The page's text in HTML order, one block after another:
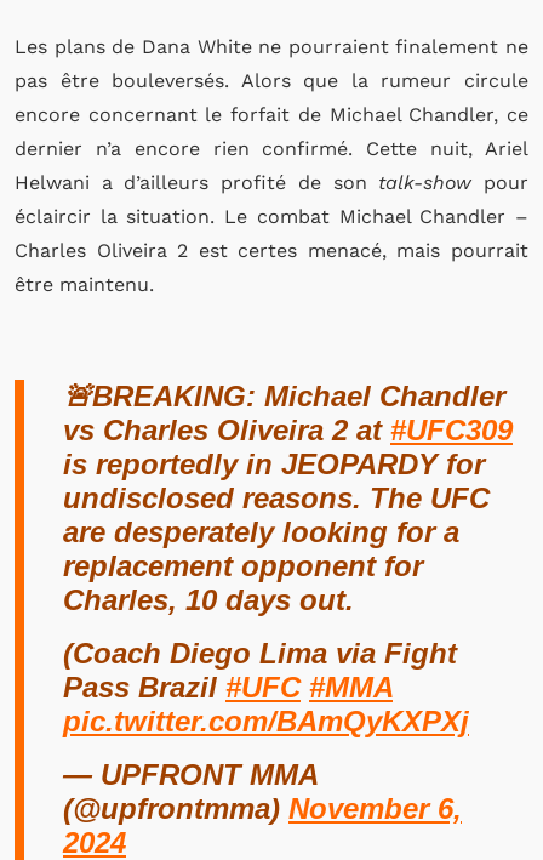
Les plans de Dana White ne pourraient finalement ne
pas être bouleversés. Alors que la rumeur circule
encore concernant le forfait de Michael Chandler, ce
dernier n’a encore rien confirmé. Cette nuit, Ariel
Helwani a d’ailleurs profité de son talk-show pour
éclaircir la situation. Le combat Michael Chandler –
Charles Oliveira 2 est certes menacé, mais pourrait
être maintenu.
🚨BREAKING: Michael Chandler
vs Charles Oliveira 2 at #UFC309
is reportedly in JEOPARDY for
undisclosed reasons. The UFC
are desperately looking for a
replacement opponent for
Charles, 10 days out.
(Coach Diego Lima via Fight
Pass Brazil #UFC #MMA
pic.twitter.com/BAmQyKXPXj
— UPFRONT MMA
(@upfrontmma) November 6,
2024